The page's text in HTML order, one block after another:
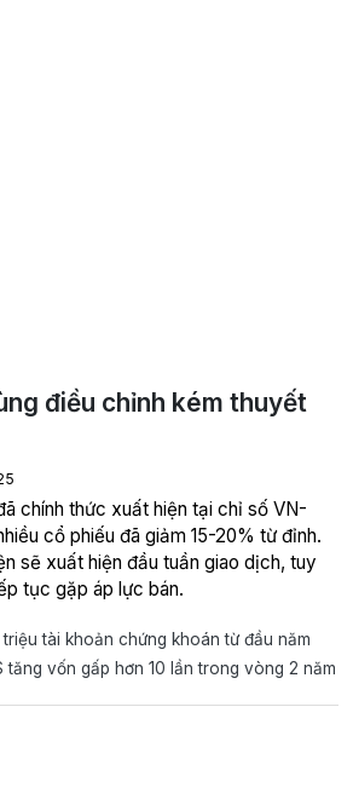
điều chỉnh kém thuyết
chính thức xuất hiện tại chỉ số VN-
cổ phiếu đã giảm 15-20% từ đỉnh.
sẽ xuất hiện đầu tuần giao dịch, tuy
tục gặp áp lực bán.
tài khoản chứng khoán từ đầu năm
tăng vốn gấp hơn 10 lần trong vòng 2 năm